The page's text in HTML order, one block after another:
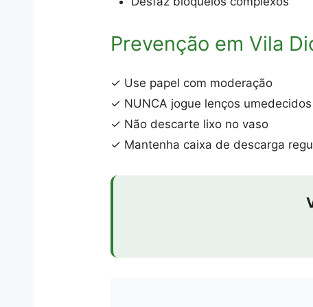
Prevenção em Vila
✓ Use papel com moderação
✓ NUNCA jogue lenços umedecidos
✓ Não descarte lixo no vaso
✓ Mantenha caixa de descarga